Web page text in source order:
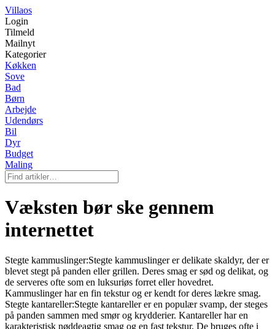
Villaos
Login
Tilmeld
Mailnyt
Kategorier
Køkken
Sove
Bad
Børn
Arbejde
Udendørs
Bil
Dyr
Budget
Maling
Væksten bør ske gennem
internettet
Stegte kammuslinger:Stegte kammuslinger er delikate skaldyr, der er
blevet stegt på panden eller grillen. Deres smag er sød og delikat, og
de serveres ofte som en luksuriøs forret eller hovedret.
Kammuslinger har en fin tekstur og er kendt for deres lækre smag.
Stegte kantareller:Stegte kantareller er en populær svamp, der steges
på panden sammen med smør og krydderier. Kantareller har en
karakteristisk nøddeagtig smag og en fast tekstur. De bruges ofte i